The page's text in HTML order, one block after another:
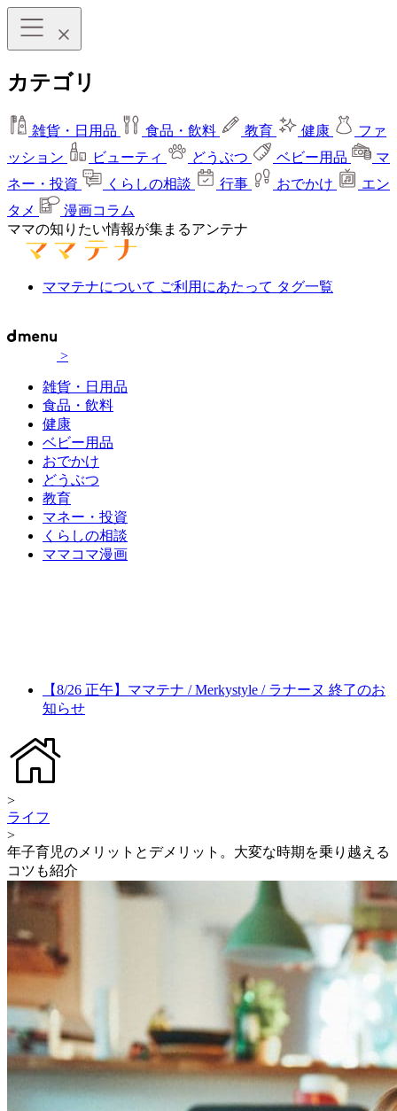
カテゴリ
雑貨・日用品 食品・飲料 教育 健康
ファ
ッション
ビューティ どうぶつ ベビー用品
マ
ネー・投資
くらしの相談 行事 おでかけ
エン
タメ
漫画コラム
ママの知りたい情報が集まるアンテナ
ママテナについて ご利用にあたって タグ一覧
>
雑貨・日用品
食品・飲料
健康
ベビー用品
おでかけ
どうぶつ
教育
マネー・投資
くらしの相談
ママコマ漫画
【8/26 正午】ママテナ / Merkystyle / ラナーヌ 終了のお
知らせ
>
ライフ
>
年子育児のメリットとデメリット。大変な時期を乗り越える
コツも紹介